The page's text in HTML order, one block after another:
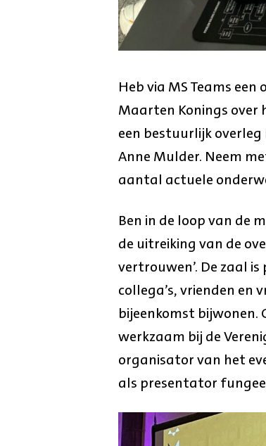
Heb via MS Teams
Maarten Konings over
een bestuurlijk
Anne Mulder. Neem
aantal actuele
Ben in de loop van de
de uitreiking van de
vertrouwen’. De zaal
collega’s, vrienden en
bijeenkomst bijwonen.
werkzaam bij de
organisator van het
als presentator